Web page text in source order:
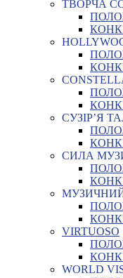
ТВОРЧА
СУЗІР’Я
СИЛА
МУЗИЧНИЙ
VIRTUOSO
WORLD